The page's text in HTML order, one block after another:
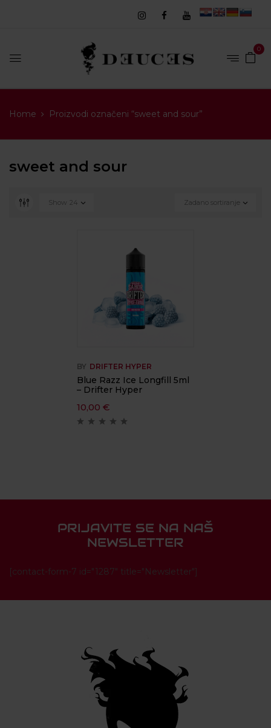
0
Home Proizvodi označeni “sweet and sour”
sweet and sour
Zadano sortiranje
Show 24
BY DRIFTER HYPER
Blue Razz Ice Longfill 5ml
– Drifter Hyper
10,00 €
PRIJAVITE SE NA NAŠ
NEWSLETTER
[contact-form-7 id="1287" title="Newsletter"]